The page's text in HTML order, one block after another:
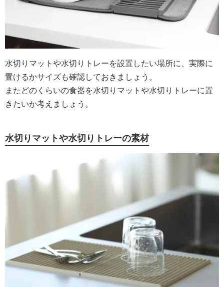
水切りマットや水切りトレーを設置したい場所に、実際に
置けるかサイズも確認しておきましょう。
またどのくらいの食器を水切りマットや水切りトレーに置
きたいか考えましょう。
水切りマットや水切りトレーの素材